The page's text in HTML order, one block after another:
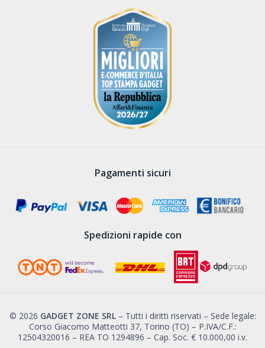
Pagamenti sicuri
Spedizioni rapide con
© 2026 GADGET ZONE SRL– Tutti i diritti riservati – Sede legale:
Corso Giacomo Matteotti 37, Torino (TO) – P.IVA/C.F.:
12504320016 – REA TO 1294896 – Cap. Soc. € 10.000,00 i.v.